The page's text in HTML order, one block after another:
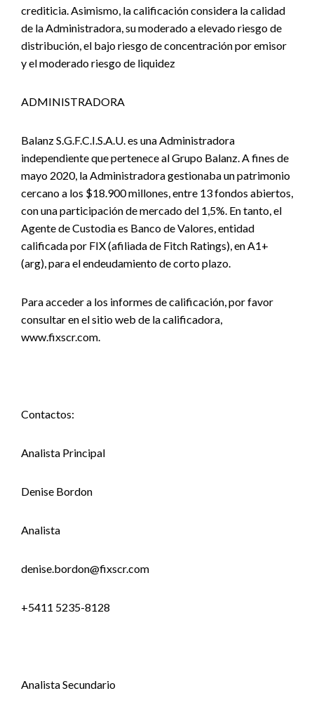
crediticia. Asimismo, la calificación considera la calidad
de la Administradora, su moderado a elevado riesgo de
distribución, el bajo riesgo de concentración por emisor
y el moderado riesgo de liquidez
ADMINISTRADORA
Balanz S.G.F.C.I.S.A.U. es una Administradora
independiente que pertenece al Grupo Balanz. A fines de
mayo 2020, la Administradora gestionaba un patrimonio
cercano a los $18.900 millones, entre 13 fondos abiertos,
con una participación de mercado del 1,5%. En tanto, el
Agente de Custodia es Banco de Valores, entidad
calificada por FIX (afiliada de Fitch Ratings), en A1+
(arg), para el endeudamiento de corto plazo.
Para acceder a los informes de calificación, por favor
consultar en el sitio web de la calificadora,
www.fixscr.com.
Contactos:
Analista Principal
Denise Bordon
Analista
denise.bordon@fixscr.com
+5411 5235-8128
Analista Secundario